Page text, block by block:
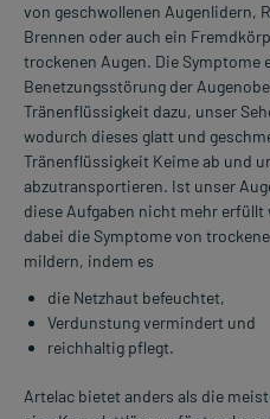
von geschwollenen Augenlidern,
Brennen oder auch ein
trockenen Augen. Die Symptome
Benetzungsstörung der
Tränenflüssigkeit dazu, unser
wodurch dieses glatt und
Tränenflüssigkeit Keime ab und
abzutransportieren. Ist unser
diese Aufgaben nicht mehr
dabei die Symptome von
mildern, indem es
die Netzhaut befeuchtet,
Verdunstung vermindert und
reichhaltig pflegt.
Artelac bietet anders als die